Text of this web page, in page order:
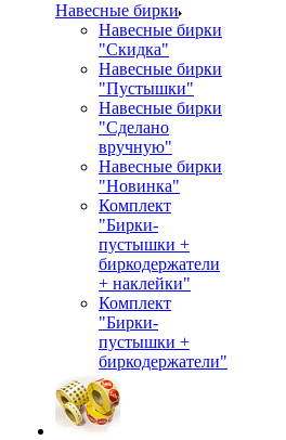
Навесные бирки
Навесные бирки
"Скидка"
Навесные бирки
"Пустышки"
Навесные бирки
"Сделано
вручную"
Навесные бирки
"Новинка"
Комплект
"Бирки-
пустышки +
биркодержатели
+ наклейки"
Комплект
"Бирки-
пустышки +
биркодержатели"